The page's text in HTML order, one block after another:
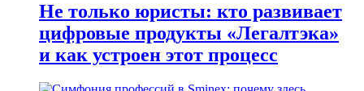
Не только юристы: кто развивает
цифровые продукты «Легалтэка»
и как устроен этот процесс